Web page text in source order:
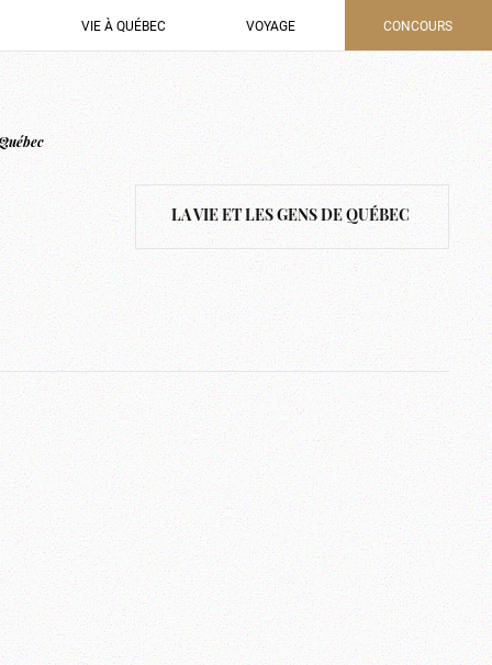
VIE À QUÉBEC VOYAGE CONCOURS
LA VIE ET LES GENS DE QUÉBEC